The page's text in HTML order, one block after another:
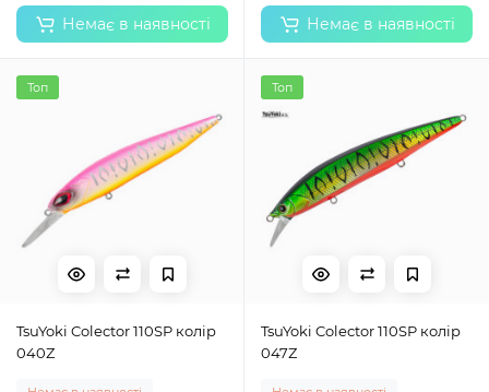
Немає в наявності Немає в наявності
Топ
TsuYoki Colector 110SP колір
040Z
Топ
TsuYoki Colector 110SP колір
047Z